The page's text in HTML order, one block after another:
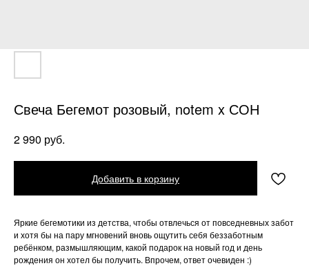
Свеча Бегемот розовый, notem x СОН
2 990 руб.
Добавить в корзину
Яркие бегемотики из детства, чтобы отвлечься от повседневных забот
и хотя бы на пару мгновений вновь ощутить себя беззаботным
ребёнком, размышляющим, какой подарок на новый год и день
рождения он хотел бы получить. Впрочем, ответ очевиден :)